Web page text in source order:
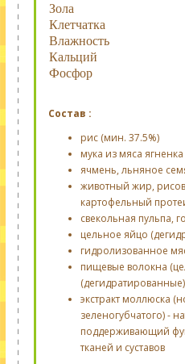
Зола
Клетчатка
Влажность
Кальций
Фосфор
Состав :
рис (мин. 37.5%)
мука из мяса
ячмень, льняное
животный жир,
картофельный
свекольная пульпа,
цельное яйцо
гидролизованное
пищевые волокна
экстракт моллюска
зеленогубчатого) -
поддерживающий
тканей и суставов